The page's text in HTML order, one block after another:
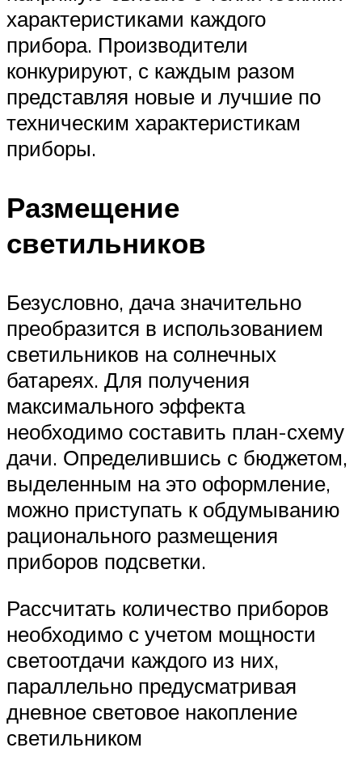
характеристиками каждого
прибора. Производители
конкурируют, с каждым разом
представляя новые и лучшие по
техническим характеристикам
приборы.
Размещение
светильников
Безусловно, дача значительно
преобразится в использованием
светильников на солнечных
батареях. Для получения
максимального эффекта
необходимо составить план-схему
дачи. Определившись с бюджетом,
выделенным на это оформление,
можно приступать к обдумыванию
рационального размещения
приборов подсветки.
Рассчитать количество приборов
необходимо с учетом мощности
светоотдачи каждого из них,
параллельно предусматривая
дневное световое накопление
светильником